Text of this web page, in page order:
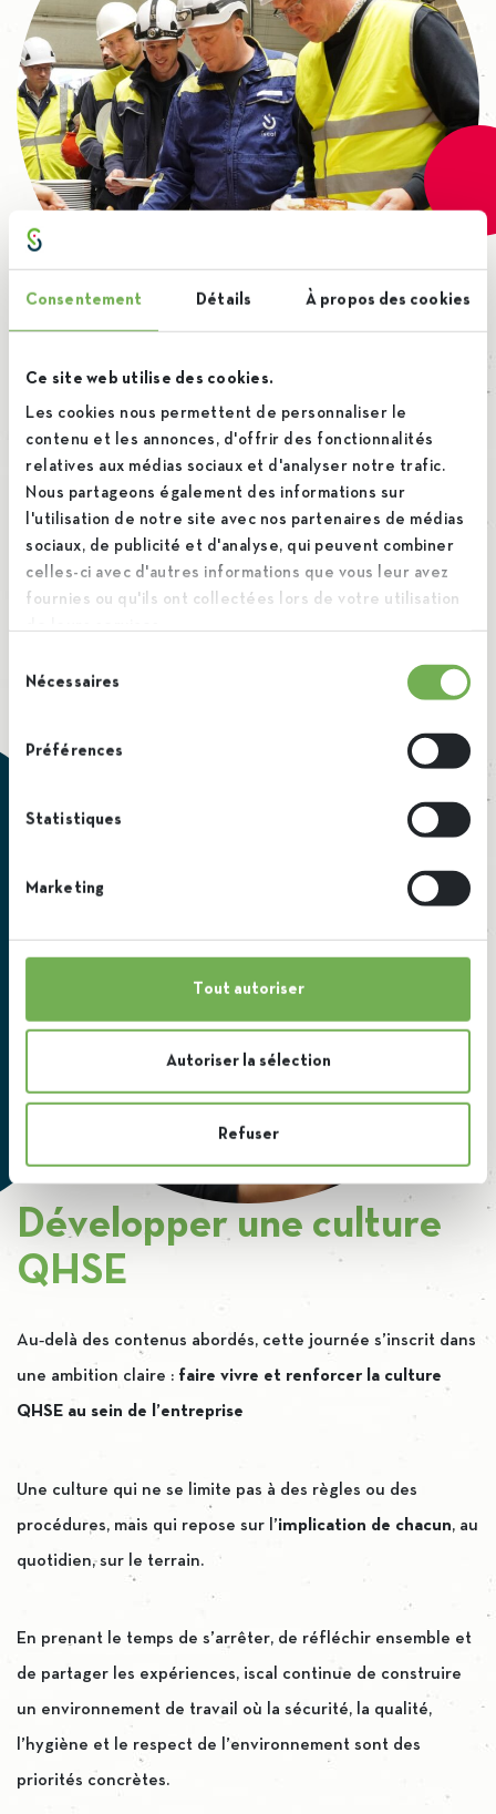
Consentement Détails À propos des cookies
Ce site web utilise des cookies.
Les cookies nous permettent de personnaliser le
contenu et les annonces, d'offrir des fonctionnalités
relatives aux médias sociaux et d'analyser notre trafic.
Nous partageons également des informations sur
l'utilisation de notre site avec nos partenaires de médias
sociaux, de publicité et d'analyse, qui peuvent combiner
celles-ci avec d'autres informations que vous leur avez
fournies ou qu'ils ont collectées lors de votre utilisation
duNécessaires
Préférences
Statistiques
Marketing
Tout autoriser
Autoriser la sélection
Refuser
cœur de la journée
À midi, un barbecue a rassemblé les collaborateurs, offrant
niveaux hiérarchiques, et de prolonger les échanges dans
un cadre plus informel. Ce moment a participé à renforcer
Développer une culture
QHSE
Au‑delà des contenus abordés, cette journée s’inscrit dans
une ambition claire : faire vivre et renforcer la culture
QHSE au sein de l’entreprise
Une culture qui ne se limite pas à des règles ou des
procédures, mais qui repose sur l’implication de chacun, au
quotidien, sur le terrain.
En prenant le temps de s’arrêter, de réfléchir ensemble et
de partager les expériences, iscal continue de construire
un environnement de travail où la sécurité, la qualité,
l’hygiène et le respect de l’environnement sont des
priorités concrètes.